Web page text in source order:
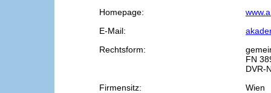
Homepage:
E-Mail:
Rechtsform:
FN
DVR-
Firmensitz:
Wien